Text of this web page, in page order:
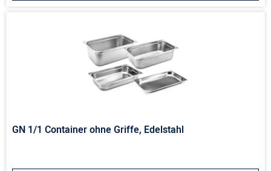
GN 1/1 Container ohne Griffe, Edelstahl